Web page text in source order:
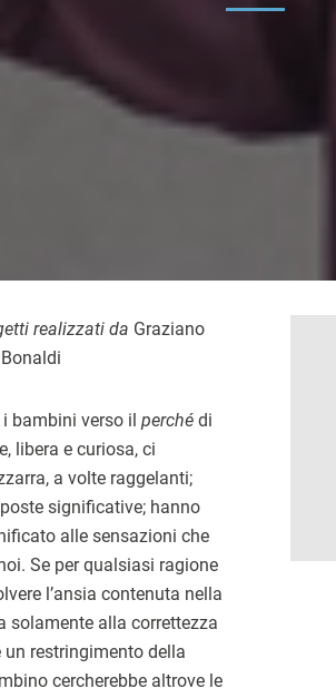
realizzati da Graziano
bambini verso il perché di
libera e curiosa, ci
a volte raggelanti;
significative; hanno
alle sensazioni che
Se per qualsiasi ragione
l’ansia contenuta nella
alla correttezza
restringimento della
cercherebbe altrove le